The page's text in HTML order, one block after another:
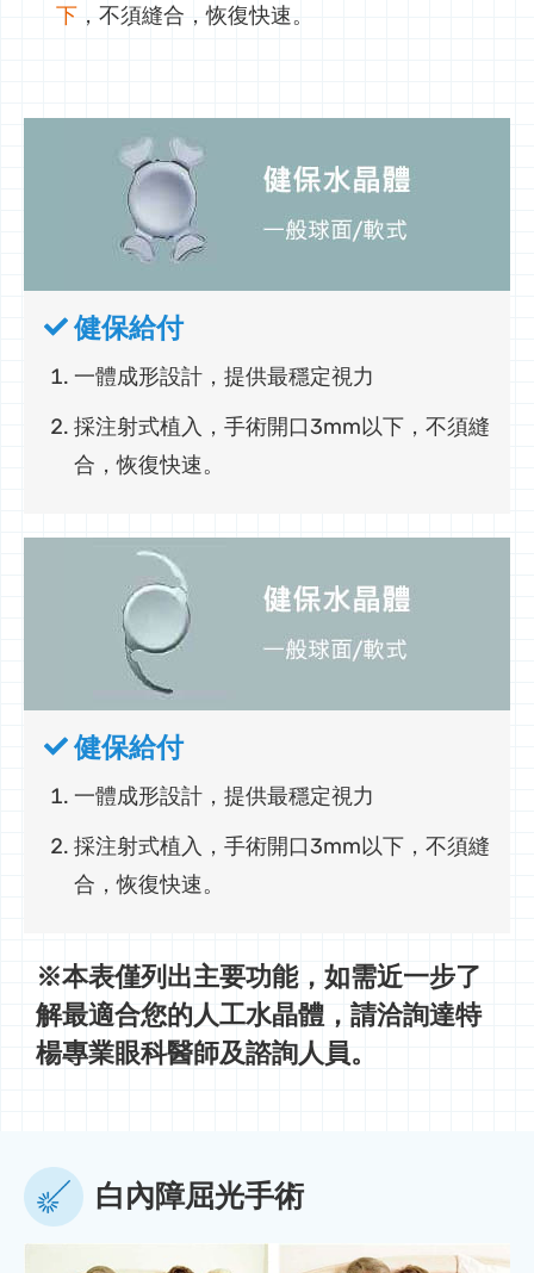
下 ，不須縫合，恢復快速。
健保給付
一體成形設計，提供最穩定視力
採注射式植入，手術開口3mm以下，不須縫
合，恢復快速。
健保給付
一體成形設計，提供最穩定視力
採注射式植入，手術開口3mm以下，不須縫
合，恢復快速。
※本表僅列出主要功能，如需近一步了
解最適合您的人工水晶體，請洽詢達特
楊專業眼科醫師及諮詢人員。
白內障屈光手術